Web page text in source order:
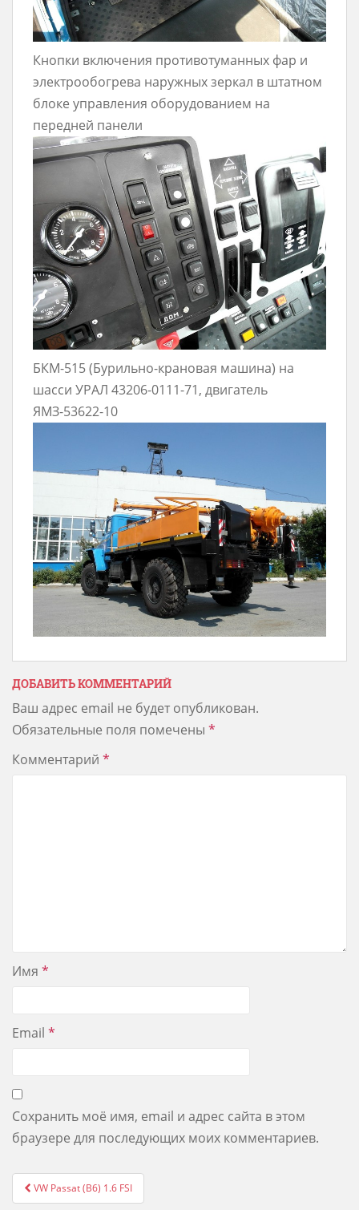
Кнопки включения противотуманных фар и
электрообогрева наружных зеркал в штатном
блоке управления оборудованием на
передней панели
БКМ-515 (Бурильно-крановая машина) на
шасси УРАЛ 43206-0111-71, двигатель
ЯМЗ-53622-10
ДОБАВИТЬ КОММЕНТАРИЙ
Ваш адрес email не будет опубликован.
Обязательные поля помечены *
Комментарий *
Имя *
Email *
Сохранить моё имя, email и адрес сайта в этом
браузере для последующих моих комментариев.
Post
navigation
VW Passat (B6) 1.6 FSI